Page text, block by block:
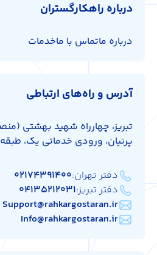
درباره راهکارگستران
درباره ماتماس با ماخدمات
آدرس و راه‌های ارتباطی
تبریز، چهارراه شهید بهشتی
پرنیان، ورودی خدماتی یک، طبقه 2، واحد 213 و 212
دفتر تهران:۰۲۱۷۴۳۹۱۴۰۰
دفتر تبریز:۰۴۱۳۵۲۱۲۰۳۱
Support@rahkargostaran.ir
Info@rahkargostaran.ir